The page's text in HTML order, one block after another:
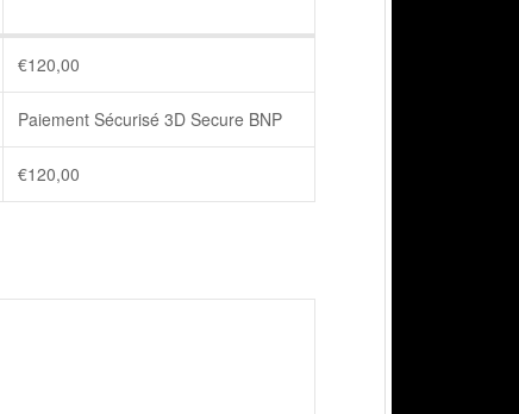
€120,00
Paiement Sécurisé 3D Secure BNP
€120,00